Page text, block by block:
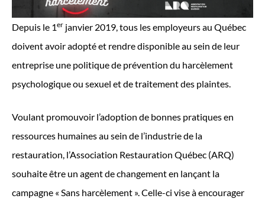
Depuis le 1er janvier 2019, tous les employeurs au Québec
doivent avoir adopté et rendre disponible au sein de leur
entreprise une politique de prévention du harcèlement
psychologique ou sexuel et de traitement des plaintes.
Voulant promouvoir l’adoption de bonnes pratiques en
ressources humaines au sein de l’industrie de la
restauration, l’Association Restauration Québec (ARQ)
souhaite être un agent de changement en lançant la
campagne « Sans harcèlement ». Celle-ci vise à encourager